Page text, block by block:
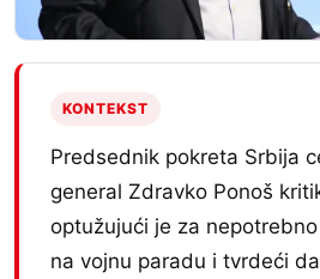
KONTEKST
Predsednik pokreta Srbija
general Zdravko Ponoš
optužujući je za
na vojnu paradu i tvrdeći